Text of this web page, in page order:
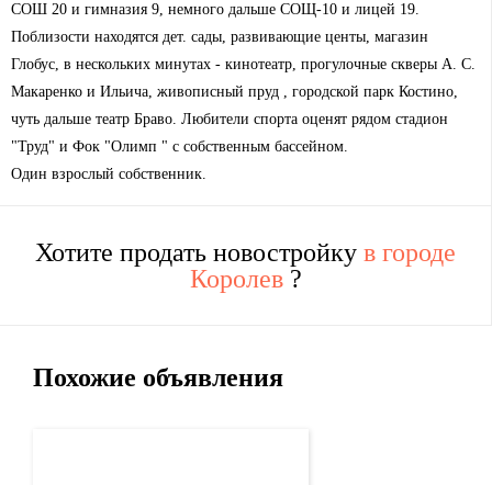
СОШ 20 и гимназия 9, немного дальше СОЩ-10 и лицей 19.
Поблизости находятся дет. сады, развивающие центы, магазин
Глобус, в нескольких минутах - кинотеатр, прогулочные скверы А. С.
Макаренко и Ильича, живописный пруд , городской парк Костино,
чуть дальше театр Браво. Любители спорта оценят рядом стадион
"Труд" и Фок "Олимп " с собственным бассейном.
Один взрослый собственник.
Похожие объявления
Хотите продать новостройку в городе
Королев ?